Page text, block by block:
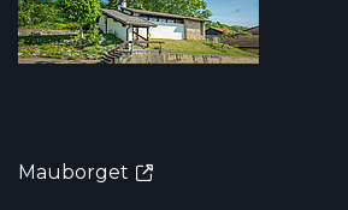
Mauborget